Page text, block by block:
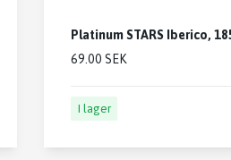
Platinum STARS Iberico,
69.00 SEK
I lager